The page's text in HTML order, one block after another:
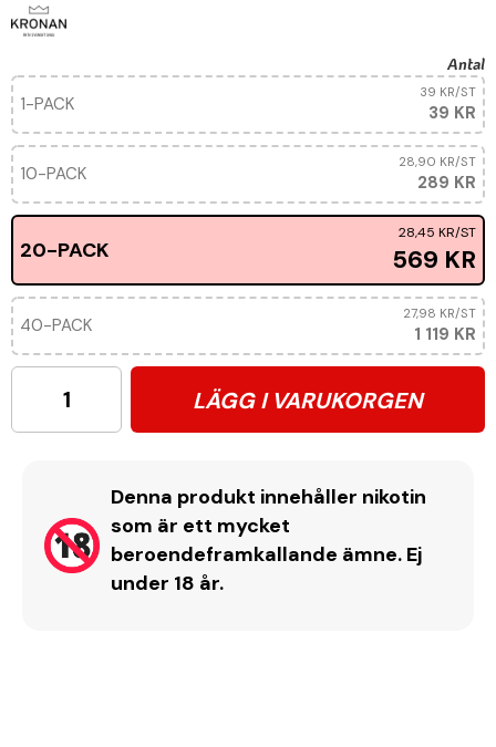
Antal
1-PACK 39 KR
39 KR/ST
10-PACK 289 KR
28,90 KR/ST
20-PACK 569 KR
28,45 KR/ST
40-PACK 1 119 KR
27,98 KR/ST
LÄGG I VARUKORGEN
Denna produkt innehåller nikotin
som är ett mycket
beroendeframkallande ämne. Ej
under 18 år.